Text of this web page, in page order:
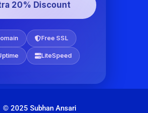
20% Discount
Free SSL
LiteSpeed
© 2025 Subhan Ansari